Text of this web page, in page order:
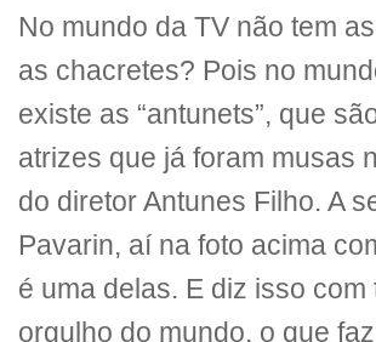
No mundo da TV não tem
as chacretes? Pois no
existe as “antunets”, que
atrizes que já foram musas
do diretor Antunes Filho. A
Pavarin, aí na foto acima
é uma delas. E diz isso com
orgulho do mundo, o que